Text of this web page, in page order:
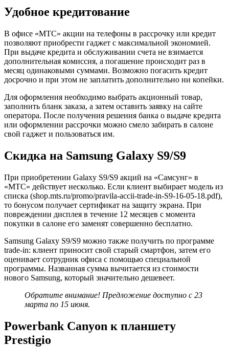
Удобное кредитование
В офисе «МТС» акции на телефоны в рассрочку или кредит
позволяют приобрести гаджет с максимальной экономией.
При выдаче кредита и обслуживании счета не взимается
дополнительная комиссия, а погашение происходит раз в
месяц одинаковыми суммами. Возможно погасить кредит
досрочно и при этом не заплатить дополнительно ни копейки.
Для оформления необходимо выбрать акционный товар,
заполнить бланк заказа, а затем оставить заявку на сайте
оператора. После получения решения банка о выдаче кредита
или оформлении рассрочки можно смело забирать в салоне
свой гаджет и пользоваться им.
Скидка на Samsung Galaxy S9/S9
При приобретении Galaxy S9/S9 акций на «Самсунг» в
«МТС» действует несколько. Если клиент выбирает модель из
списка (shop.mts.ru/promo/pravila-accii-trade-in-S9-16-05-18.pdf),
то бонусом получает сертификат на защиту экрана. При
повреждении дисплея в течение 12 месяцев с момента
покупки в салоне его заменят совершенно бесплатно.
Samsung Galaxy S9/S9 можно также получить по программе
trade-in: клиент приносит свой старый смартфон, затем его
оценивает сотрудник офиса с помощью специальной
программы. Названная сумма вычитается из стоимости
нового Samsung, который значительно дешевеет.
Обратите внимание! Предложение доступно с 23
марта по 15 июня.
Powerbank Canyon к планшету
Prestigio